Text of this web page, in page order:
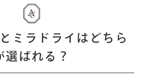
ミラドライはどちら
選ばれる？